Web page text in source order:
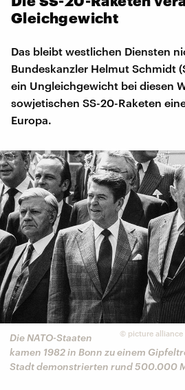
Gleichgewicht
Das bleibt westlichen Diensten
Bundeskanzler Helmut Schmidt
ein Ungleichgewicht bei diesen
sowjetischen SS-20-Raketen
Europa.
© picture alliance
Die NATO-Staaten
kamen 1982 in Bonn zu einem
Stadt demonstrierten rund 500.000